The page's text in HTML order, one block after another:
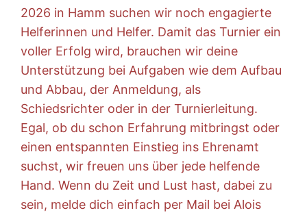
2026 in Hamm suchen wir noch engagierte
Helferinnen und Helfer. Damit das Turnier ein
voller Erfolg wird, brauchen wir deine
Unterstützung bei Aufgaben wie dem Aufbau
und Abbau, der Anmeldung, als
Schiedsrichter oder in der Turnierleitung.
Egal, ob du schon Erfahrung mitbringst oder
einen entspannten Einstieg ins Ehrenamt
suchst, wir freuen uns über jede helfende
Hand. Wenn du Zeit und Lust hast, dabei zu
sein, melde dich einfach per Mail bei Alois